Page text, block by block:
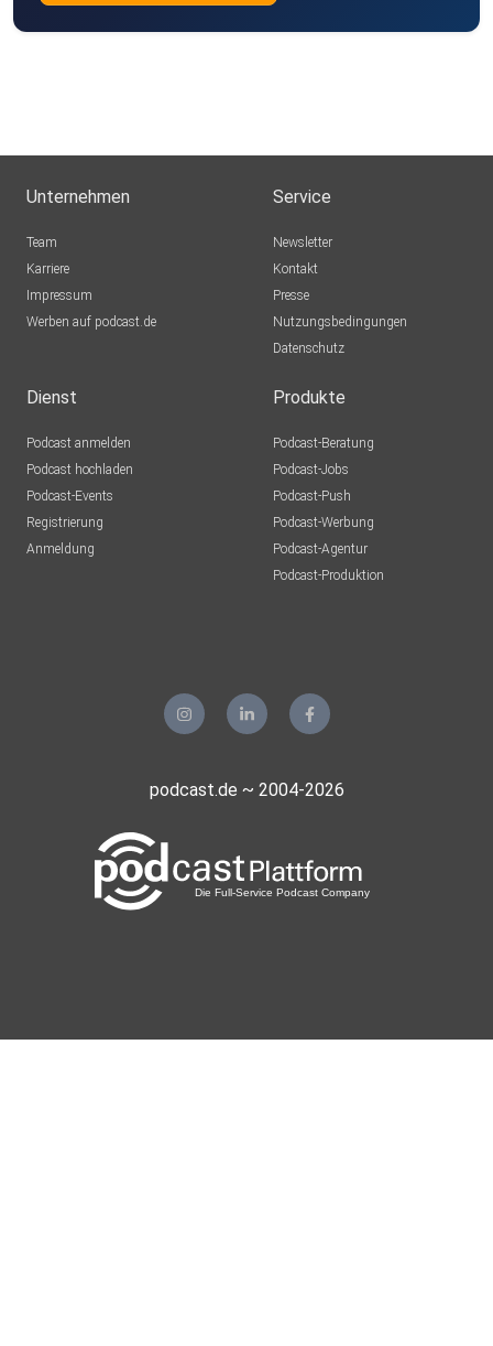
Unternehmen
Team
Karriere
Impressum
Werben auf podcast.de
Service
Newsletter
Kontakt
Presse
Nutzungsbedingungen
Datenschutz
Dienst
Podcast anmelden
Podcast hochladen
Podcast-Events
Registrierung
Anmeldung
Produkte
Podcast-Beratung
Podcast-Jobs
Podcast-Push
Podcast-Werbung
Podcast-Agentur
Podcast-Produktion
podcast.de ~ 2004-2026